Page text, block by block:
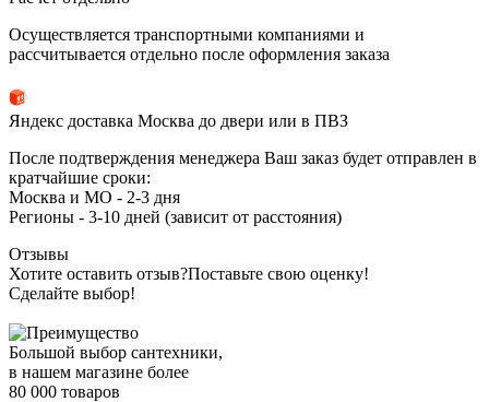
Осуществляется транспортными компаниями и
рассчитывается отдельно после оформления заказа
Яндекс доставка Москва до двери или в ПВЗ
После подтверждения менеджера Ваш заказ будет отправлен в
кратчайшие сроки:
Москва и МО - 2-3 дня
Регионы - 3-10 дней (зависит от расстояния)
Отзывы
Хотите оставить отзыв?Поставьте свою оценку!
Сделайте выбор!
Большой выбор сантехники,
в нашем магазине более
80 000 товаров